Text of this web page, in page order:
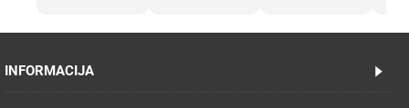
INFORMACIJA